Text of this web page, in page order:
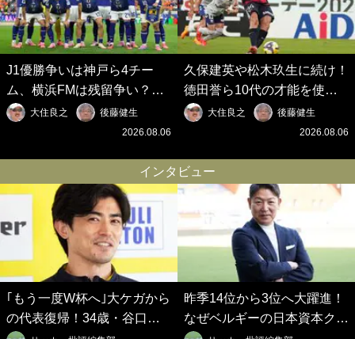
J1優勝争いは神戸ら4チー
ム、横浜FMは残留争い？大
混戦のJ2はRB大宮に注目！
歴代最強の日本代表をJリー
の秋春制｣の大激論】(6)
大住良之
後藤健生
2026.08.06
久保建英や松木玖生に続け！
徳田誉ら10代の才能を使い
切れないJクラブの課題と、
｢0円欧州移籍｣撲滅への処方
春制｣の大激論】(5)
大住良之
後藤健生
2026.08.06
インタビュー
｢もう一度W杯へ｣大ケガから
の代表復帰！34歳・谷口彰
昨季14位から3位へ大躍進！
なぜベルギーの日本資本クラ